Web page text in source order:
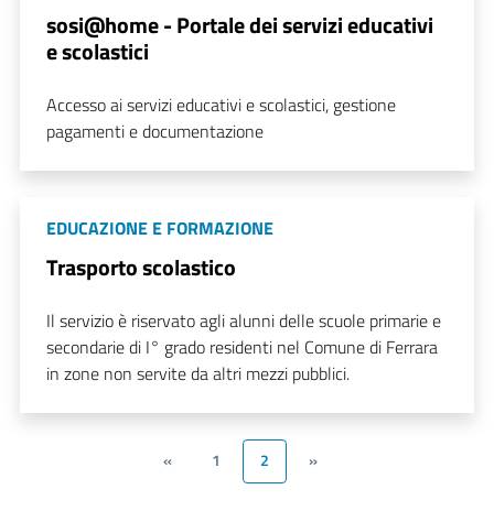
sosi@home - Portale dei servizi educativi
e scolastici
Accesso ai servizi educativi e scolastici, gestione
pagamenti e documentazione
EDUCAZIONE E FORMAZIONE
Trasporto scolastico
Il servizio è riservato agli alunni delle scuole primarie e
secondarie di I° grado residenti nel Comune di Ferrara
in zone non servite da altri mezzi pubblici.
« 1 2 »